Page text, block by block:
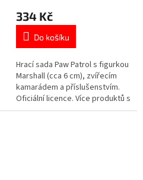
produktu
5,0
5
hvězdiček.
334 Kč
Do košíku
Hrací sada Paw Patrol s figurkou
Marshall (cca 6 cm), zvířecím
kamarádem a příslušenstvím.
Oficiální licence. Více produktů s
motivem 👉 TLAPKOVÉ